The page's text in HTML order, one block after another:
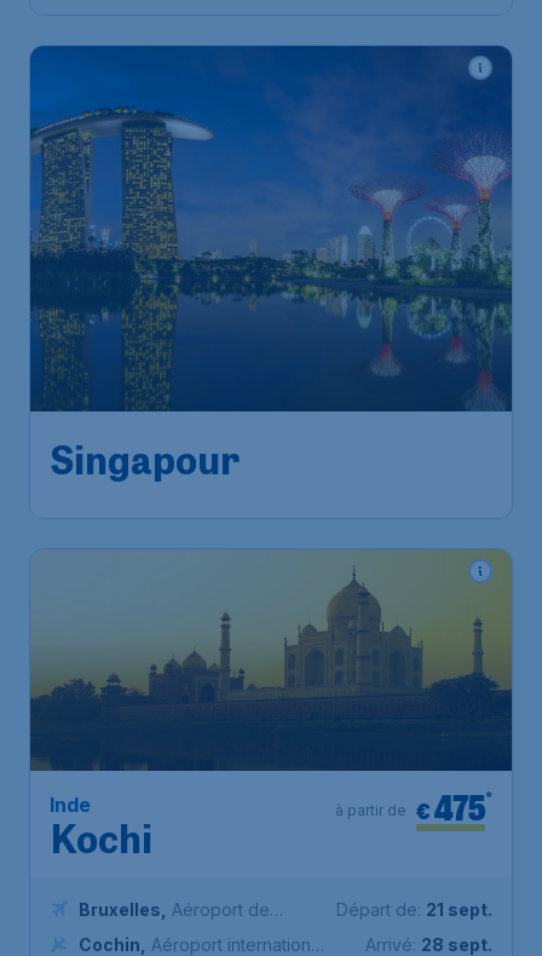
Singapour €608*
à partir de
Bruxelles,
Singapour
de Singapour
Trouvé il y a 1h
Inde
Kochi
€475*
à partir de
Bruxelles
Aéroport de
Bruxelles-National
Cochin
Aéroport international
Départ de: 21 sept.
Arrivé: 28 sept.